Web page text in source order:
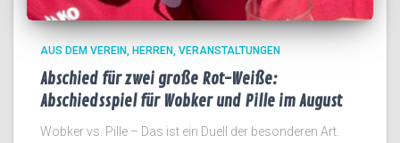
AUS DEM VEREIN HERREN VERANSTALTUNGEN
Abschied für zwei große Rot-Weiße:
Abschiedsspiel für Wobker und Pille im August
Wobker vs. Pille – Das ist ein Duell der besonderen Art.